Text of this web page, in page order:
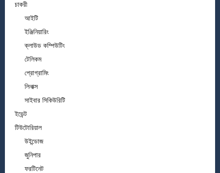
চাকরী
আইটি
ইঞ্জিনিয়ারিং
ক্লাউড কম্পিউটিং
টেলিকম
প্রোগ্রামিং
লিনাক্স
সাইবার সিকিউরিটি
ইভেন্ট
টিউটোরিয়াল
উইন্ডোজ
জুনিপার
ফরটিনেট